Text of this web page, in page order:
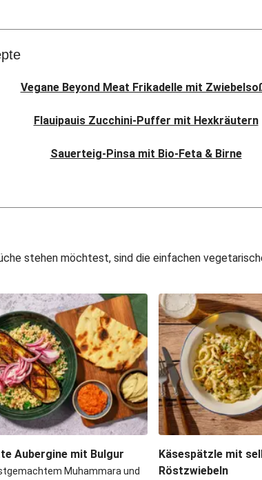
Vegane Beyond Meat Frikadelle mit
Flauipauis Zucchini-Puffer mit Hexkräutern
Sauerteig-Pinsa mit Bio-Feta & Birne
Bowl & doppelt veganen Sweet-Chili-
Perlencouscous-Minestrone mit
Japanische Aubergine mit Miso-Glasur
Linsensuppe mit Bio-Feta und veganen
Spätzle in Camembert-Creme-Soße
stehen möchtest, sind die einfachen
Aubergine mit Bulgur
Muhammara und
Käsespätzle mit
Röstzwiebeln